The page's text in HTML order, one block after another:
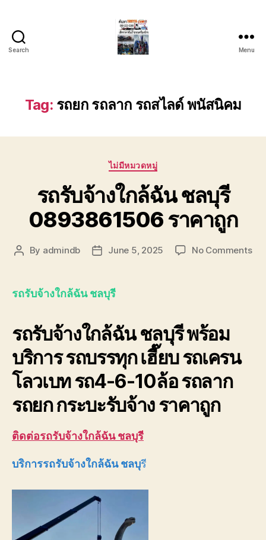
Search
ลาก
รถ
ชลบุรี
ชั่วโมง
0802220366
Menu
Tag: รถยก รถลาก รถสไลด์ พนัสนิคม
Categories
ไม่มีหมวดหมู่
รถรับจ้างใกล้ฉัน ชลบุรี
0893861506 ราคาถูก
Post
By admindb
PostJune 5, 2025 No Commentson
รถรับจ้างใกล้ฉัน ชลบุรี
รถรับจ้างใกล้ฉัน ชลบุรี พร้อม
บริการ รถบรรทุก เฮี๊ยบ รถเครน
โลวเบท รถ4-6-10ล้อ รถลาก
รถยก กระบะรับจ้าง ราคาถูก
ติดต่อรถรับจ้างใกล้ฉัน ชลบุรี
บริการรถรับจ้างใกล้ฉัน ชลบุรี